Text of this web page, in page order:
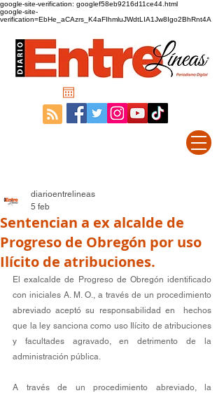
google-site-verification: googlef58eb9216d11ce44.html
google-site-
verification=EbHe_aCAzrs_K4aFIhmluJWdtLIA1Jw8Igo2BhRnt4A
Sentencian a ex alcalde de
Progreso de Obregón por uso
Ilícito de atribuciones.
diarioentrelineas
5 feb
El exalcalde de Progreso de Obregón identificado
con iniciales A. M. O., a través de un procedimiento
abreviado aceptó su responsabilidad en  hechos
que la ley sanciona como uso Ilícito de atribuciones
y facultades agravado, en detrimento de la
administración pública.
A través de un procedimiento abreviado, la